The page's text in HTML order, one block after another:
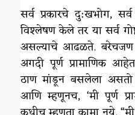
सर्व प्रकारचे दु:खभोग,
विश्लेषण केले तर या सर्व
असल्याचे आढळते. बरेचजण
अगदी पूर्ण प्रामाणिक
ठाण मांडून बसलेला
आणि म्हणूनच, ‘मी पूर्ण